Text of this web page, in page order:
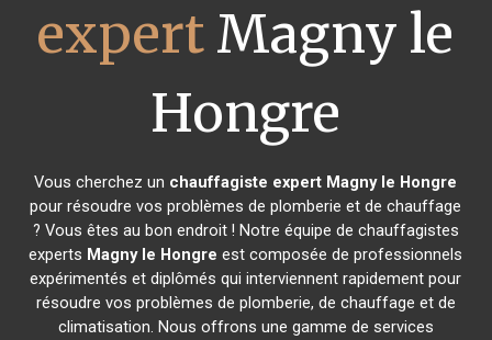
expert Magny le
Hongre
Vous cherchez un chauffagiste expert Magny le Hongre
pour résoudre vos problèmes de plomberie et de chauffage
? Vous êtes au bon endroit ! Notre équipe de chauffagistes
experts Magny le Hongre est composée de professionnels
expérimentés et diplômés qui interviennent rapidement pour
résoudre vos problèmes de plomberie, de chauffage et de
climatisation. Nous offrons une gamme de services